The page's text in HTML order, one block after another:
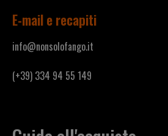
E-mail e recapiti
info@nonsolofango.it
(+39) 334 94 55 149